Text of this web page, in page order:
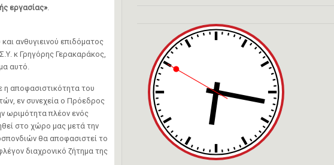
εργασίας»
ανθυγιεινού επιδόματος
κ Γρηγόρης Γερακαράκος,
αυτό.
αποφασιστικότητα του
εν συνεχεία ο Πρόεδρος
ωριμότητα πλέον ενός
στο χώρο μας μετά την
θα αποφασιστεί το
διαχρονικό ζήτημα της